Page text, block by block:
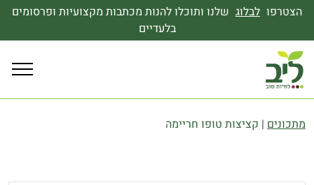
הצטרפו לבלוג שלנו ותוכלו להנות מכתבות מקצועיות ופרסומים
בלעדיים
מתכונים | קציצות טופו חריימה